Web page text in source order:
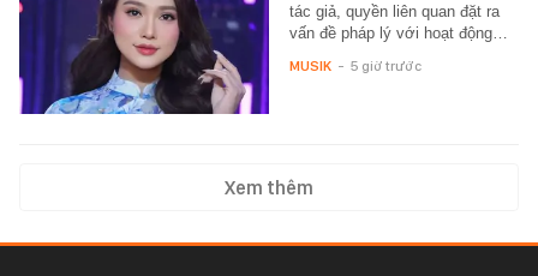
tác giả, quyền liên quan đặt ra
vấn đề pháp lý với hoạt động…
MUSIK - 5 giờ trước
Xem thêm